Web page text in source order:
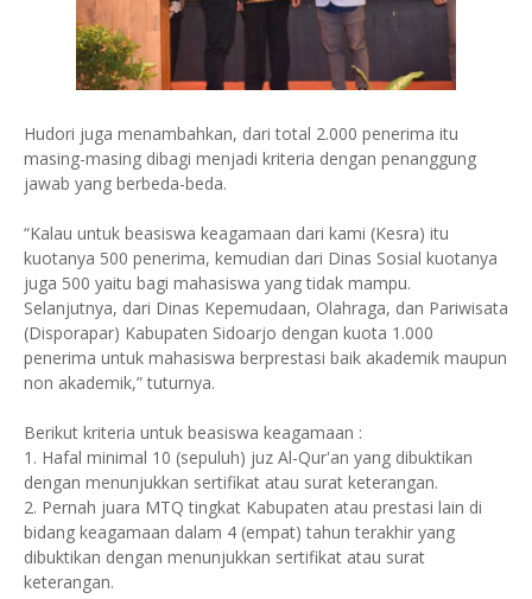
Hudori juga menambahkan, dari total 2.000 penerima itu
masing-masing dibagi menjadi kriteria dengan penanggung
jawab yang berbeda-beda.
“Kalau untuk beasiswa keagamaan dari kami (Kesra) itu
kuotanya 500 penerima, kemudian dari Dinas Sosial kuotanya
juga 500 yaitu bagi mahasiswa yang tidak mampu.
Selanjutnya, dari Dinas Kepemudaan, Olahraga, dan Pariwisata
(Disporapar) Kabupaten Sidoarjo dengan kuota 1.000
penerima untuk mahasiswa berprestasi baik akademik maupun
non akademik,” tuturnya.
Berikut kriteria untuk beasiswa keagamaan :
1. Hafal minimal 10 (sepuluh) juz Al-Qur'an yang dibuktikan
dengan menunjukkan sertifikat atau surat keterangan.
2. Pernah juara MTQ tingkat Kabupaten atau prestasi lain di
bidang keagamaan dalam 4 (empat) tahun terakhir yang
dibuktikan dengan menunjukkan sertifikat atau surat
keterangan.